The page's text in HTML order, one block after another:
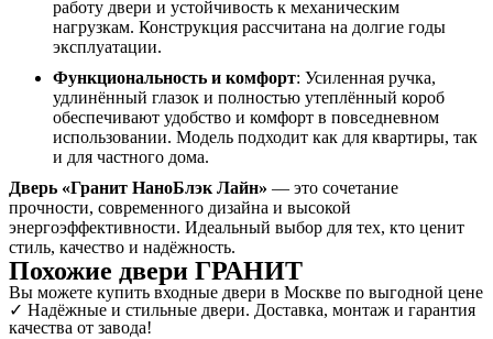
работу двери и устойчивость к механическим
нагрузкам. Конструкция рассчитана на долгие годы
эксплуатации.
Функциональность и комфорт: Усиленная ручка,
удлинённый глазок и полностью утеплённый короб
обеспечивают удобство и комфорт в повседневном
использовании. Модель подходит как для квартиры, так
и для частного дома.
Дверь «Гранит НаноБлэк Лайн» — это сочетание
прочности, современного дизайна и высокой
энергоэффективности. Идеальный выбор для тех, кто ценит
стиль, качество и надёжность.
Похожие двери ГРАНИТ
Вы можете купить входные двери в Москве по выгодной цене
✓ Надёжные и стильные двери. Доставка, монтаж и гарантия
качества от завода!